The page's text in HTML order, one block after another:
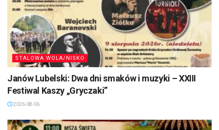
STALOWA WOLA/NISKO
Janów Lubelski: Dwa dni smaków i muzyki – XXIII
Festiwal Kaszy „Gryczaki”
2026-08-06